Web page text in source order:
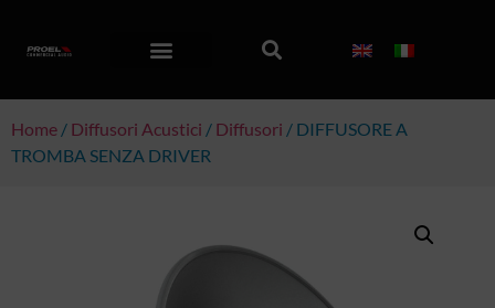
Home / Diffusori Acustici / Diffusori / DIFFUSORE A
TROMBA SENZA DRIVER